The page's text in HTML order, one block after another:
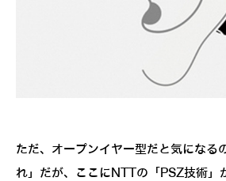
ただ、オープンイヤー型だと気になる
れ」だが、ここにNTTの「PSZ技術」